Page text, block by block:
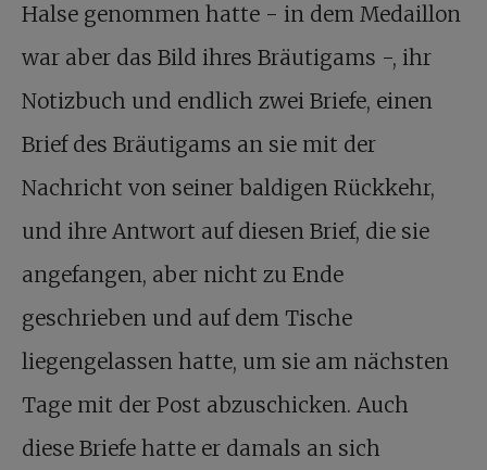
Halse genommen hatte - in dem Medaillon
war aber das Bild ihres Bräutigams -, ihr
Notizbuch und endlich zwei Briefe, einen
Brief des Bräutigams an sie mit der
Nachricht von seiner baldigen Rückkehr,
und ihre Antwort auf diesen Brief, die sie
angefangen, aber nicht zu Ende
geschrieben und auf dem Tische
liegengelassen hatte, um sie am nächsten
Tage mit der Post abzuschicken. Auch
diese Briefe hatte er damals an sich